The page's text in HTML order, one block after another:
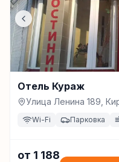
Отель Кураж
Улица Ленина 189,
Wi-Fi Парковка
от 1 188